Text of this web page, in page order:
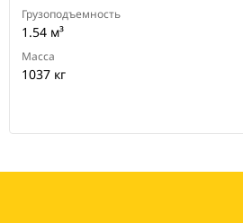
Грузоподъемность
1.54 м³
Масса
1037 кг